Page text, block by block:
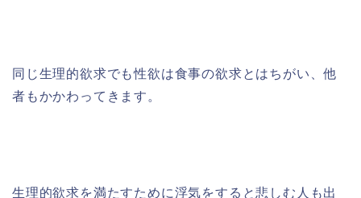
同じ生理的欲求でも性欲は食事の欲求とはちがい、他
者もかかわってきます。
生理的欲求を満たすために浮気をすると悲しむ人も出